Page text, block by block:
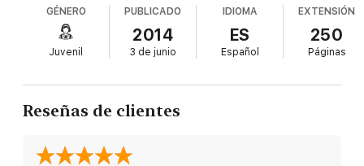
LA MARCHA DE LOS REYES nos lleva más allá del viaje épico de
Thor hacia la mayoría de edad, cuando empieza a darse cuenta
de quién es, qué poderes tiene, mientras se embarca para
Después de escapar del calabozo, Thor queda aterrado al
MacGil. Cuando MacGil muere, el reino se convierte en un
caos. Como todos aspiran al trono, la Corte del Rey está más
GÉNERO
Juvenil
PUBLICADO
2014
3 de junio
IDIOMA
ES
Español
EXTENSIÓN
250
Páginas
Reseñas de clientes